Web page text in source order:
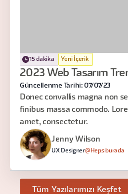
15 dakika Yeni İçerik
2023 Web Tasarım
Güncellenme Tarihi: 07/07/23
Donec convallis magna non
finibus massa commodo.
amet, consectetur.
Jenny Wilson
UX Designer@Hepsiburada
Tüm Yazılarımızı Keşfet